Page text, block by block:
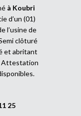
à Koubri
d’un (01)
l’usine de
clôturé
et abritant
Attestation
25